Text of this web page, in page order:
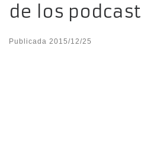
de los podcast
Publicada 2015/12/25